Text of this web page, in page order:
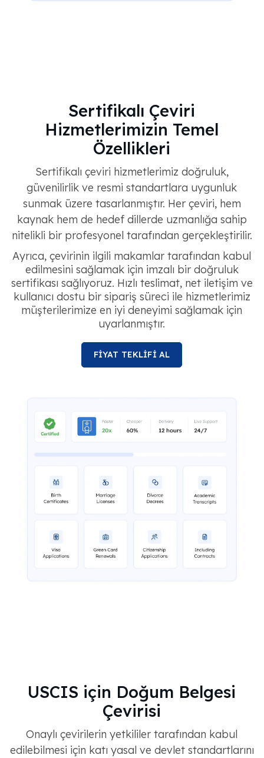
Sertifikalı Çeviri
Hizmetlerimizin Temel
Özellikleri
Sertifikalı çeviri hizmetlerimiz doğruluk,
güvenilirlik ve resmi standartlara uygunluk
sunmak üzere tasarlanmıştır. Her çeviri, hem
kaynak hem de hedef dillerde uzmanlığa sahip
nitelikli bir profesyonel tarafından gerçekleştirilir.
Ayrıca, çevirinin ilgili makamlar tarafından kabul
edilmesini sağlamak için imzalı bir doğruluk
sertifikası sağlıyoruz. Hızlı teslimat, net iletişim ve
kullanıcı dostu bir sipariş süreci ile hizmetlerimiz
müşterilerimize en iyi deneyimi sağlamak için
uyarlanmıştır.
FİYAT TEKLİFİ AL
USCIS için Doğum Belgesi
Çevirisi
Onaylı çevirilerin yetkililer tarafından kabul
edilebilmesi için katı yasal ve devlet standartlarını